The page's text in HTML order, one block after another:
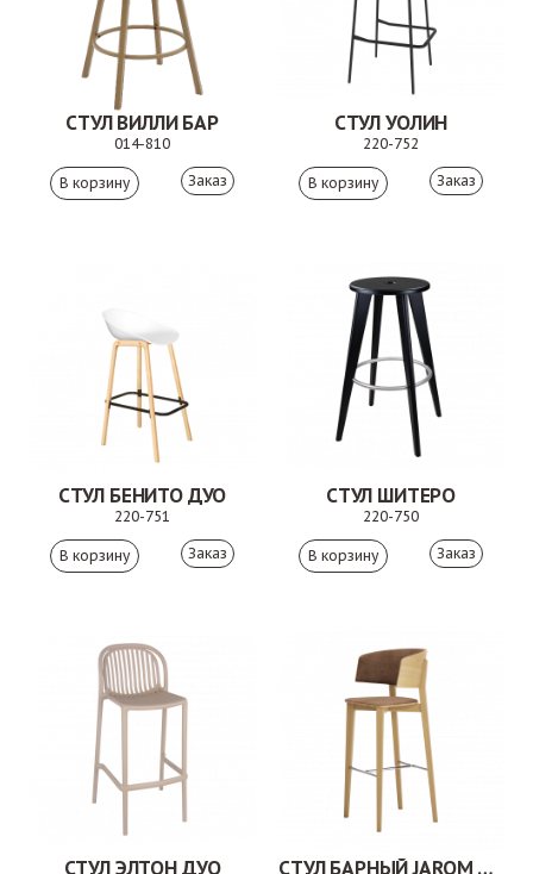
СТУЛ ВИЛЛИ БАР
014-810
Заказ
СТУЛ УОЛИН
220-752
Заказ
СТУЛ БЕНИТО ДУО
220-751
Заказ
СТУЛ ШИТЕРО
220-750
Заказ
СТУЛ ЭЛТОН ДУО СТУЛ БАРНЫЙ JAROM 3AL